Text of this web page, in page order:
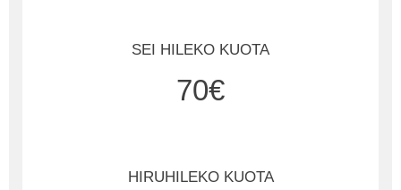
SEI HILEKO KUOTA
70€
HIRUHILEKO KUOTA